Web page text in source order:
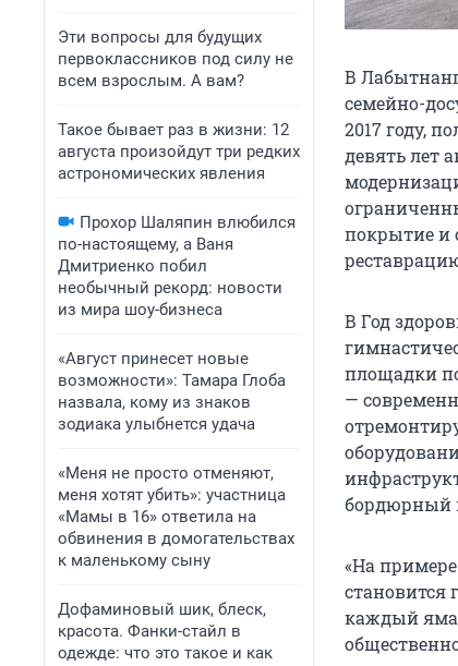
Эти вопросы для будущих
первоклассников под силу не
всем взрослым. А вам?
Такое бывает раз в жизни: 12
августа произойдут три редких
астрономических явления
Прохор Шаляпин влюбился
по-настоящему, а Ваня
Дмитриенко побил
необычный рекорд: новости
из мира шоу-бизнеса
«Август принесет новые
возможности»: Тамара Глоба
назвала, кому из знаков
зодиака улыбнется удача
«Меня не просто отменяют,
меня хотят убить»: участница
«Мамы в 16» ответила на
обвинения в домогательствах
к маленькому сыну
Дофаминовый шик, блеск,
красота. Фанки-стайл в
одежде: что это такое и как
В
семейно-
2017 году,
девять лет
покрытие и
В Год
площадки
—
бордюрный
«На
становится
каждый